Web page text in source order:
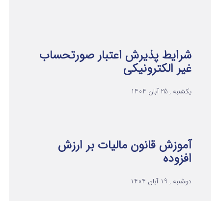
شرایط پذیرش اعتبار صورتحساب
غیر الکترونیکی
یکشنبه , 25 آبان 1404
آموزش قانون مالیات بر ارزش
افزوده
دوشنبه , 19 آبان 1404